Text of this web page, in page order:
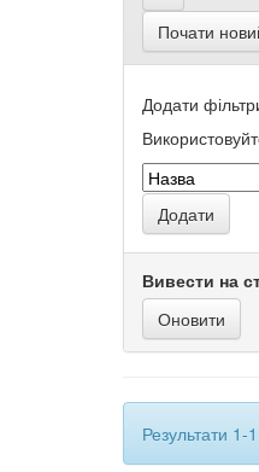
Почати
Додати
Вивести на
Результати 1-1